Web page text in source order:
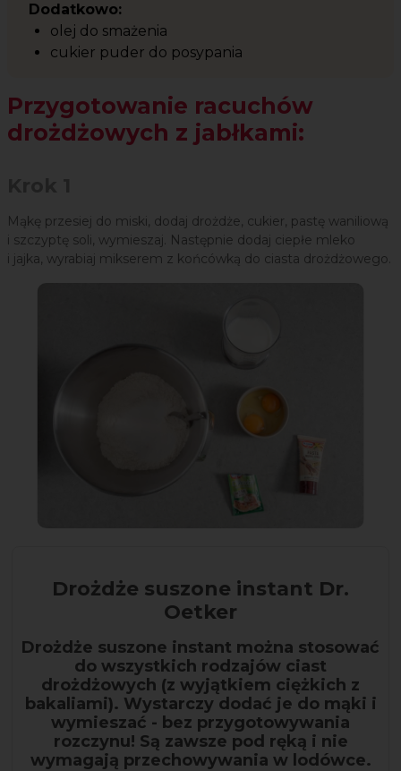
Dodatkowo:
olej do smażenia
cukier puder do posypania
Przygotowanie racuchów
drożdżowych z jabłkami:
Mąkę przesiej do miski, dodaj drożdże, cukier, pastę waniliową
i szczyptę soli, wymieszaj. Następnie dodaj ciepłe mleko
i jajka, wyrabiaj mikserem z końcówką do ciasta drożdżowego.
Drożdże suszone instant Dr.
Oetker
Drożdże suszone instant można stosować
do wszystkich rodzajów ciast
drożdżowych (z wyjątkiem ciężkich z
bakaliami). Wystarczy dodać je do mąki i
wymieszać - bez przygotowywania
rozczynu! Są zawsze pod ręką i nie
wymagają przechowywania w lodówce.